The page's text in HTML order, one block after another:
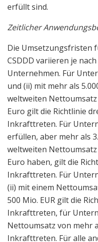
erfüllt sind.
Zeitlicher
Die Umsetzungsfristen
CSDDD variieren je
Unternehmen. Für
und (ii) mit mehr als
weltweiten
Euro gilt die Richtlinie
Inkrafttreten. Für
erfüllen, aber mehr als
weltweiten
Euro haben, gilt die
Inkrafttreten. Für
(ii) mit einem
500 Mio. EUR gilt die
Inkrafttreten, für
Nettoumsatz von mehr
Inkrafttreten. Für alle